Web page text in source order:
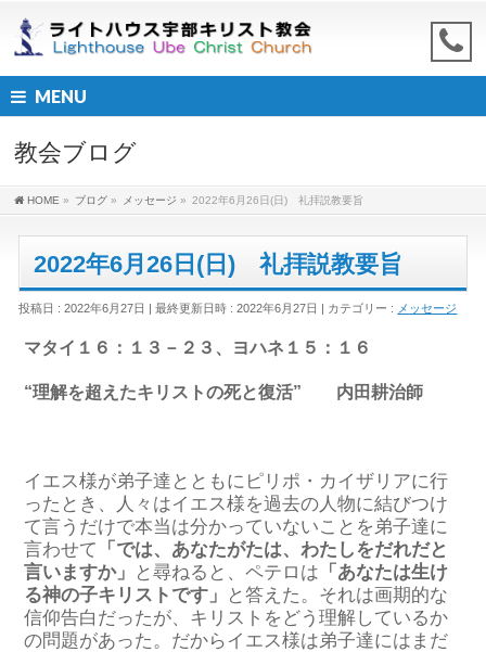
MENU
教会ブログ
HOME » ブログ » メッセージ » 2022年6月26日(日) 礼拝説教要旨
2022年6月26日(日) 礼拝説教要旨
投稿日 : 2022年6月27日 最終更新日時 : 2022年6月27日 カテゴリー : メッセージ
マタイ１６：１３－２３、ヨハネ１５：１６
“理解を超えたキリストの死と復活” 内田耕治師
イエス様が弟子達とともにピリポ・カイザリアに行
ったとき、人々はイエス様を過去の人物に結びつけ
て言うだけで本当は分かっていないことを弟子達に
言わせて
「では、あなたがたは、わたしをだれだと
言いますか」
と尋ねると、ペテロは 「あなたは生け
る神の子キリストです」
と答えた。それは画期的な
信仰告白だったが、キリストをどう理解しているか
の問題があった。だからイエス様は弟子達にはまだ